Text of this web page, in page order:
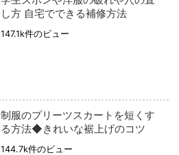
し方 自宅でできる補修方法
147.1k件のビュー
制服のプリーツスカートを短くす
る方法◆きれいな裾上げのコツ
144.7k件のビュー